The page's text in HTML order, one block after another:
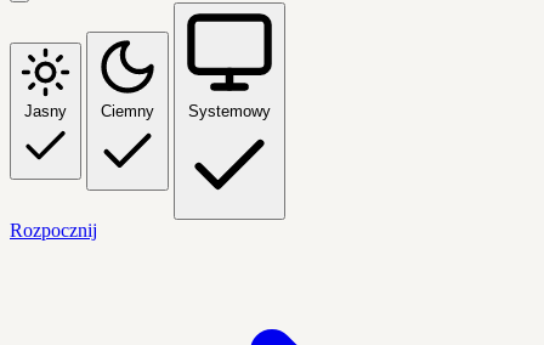
Jasny Ciemny Systemowy
Rozpocznij